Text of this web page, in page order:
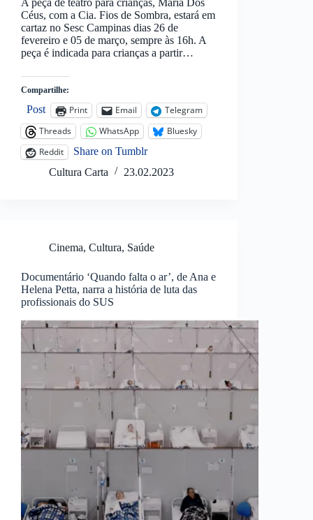
Céus, com a Cia. Fios de Sombra, estará em
cartaz no Sesc Campinas dias 26 de
fevereiro e 05 de março, sempre às 16h. A
peça é indicada para crianças a partir…
Compartilhe:
Post Print Email
Telegram
Threads
WhatsApp
Bluesky
Reddit
Share on Tumblr
Cultura Carta
23.02.2023
Cinema, Cultura, Saúde
Documentário ‘Quando falta o ar’, de Ana e
Helena Petta, narra a história de luta das
profissionais do SUS